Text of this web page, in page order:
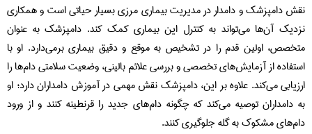
نقش دامپزشک و دامدار در مدیریت بیماری مرزی بسیار حیاتی است و همکاری
نزدیک آن‌ها می‌تواند به کنترل این بیماری کمک کند. دامپزشک به عنوان
متخصص، اولین قدم را در تشخیص به موقع و دقیق بیماری برمی‌دارد. او با
استفاده از آزمایش‌های تخصصی و بررسی علائم بالینی، وضعیت سلامتی دام‌ها را
ارزیابی می‌کند. علاوه بر این، دامپزشک نقش مهمی در آموزش دامداران دارد؛ او
به دامداران توصیه می‌کند که چگونه دام‌های جدید را قرنطینه کنند و از ورود
دام‌های مشکوک به گله جلوگیری کنند.